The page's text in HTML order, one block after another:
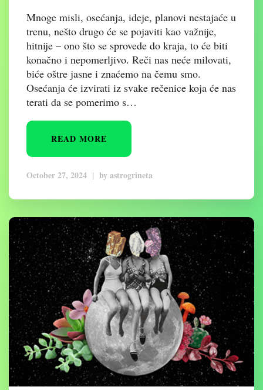
Mnoge misli, osećanja, ideje, planovi nestajaće u
trenu, nešto drugo će se pojaviti kao važnije,
hitnije – ono što se sprovede do kraja, to će biti
konačno i nepomerljivo. Reči nas neće milovati,
biće oštre jasne i znaćemo na čemu smo.
Osećanja će izvirati iz svake rečenice koja će nas
terati da se pomerimo s…
READ MORE
October 27, 2024 | byastrogrineta